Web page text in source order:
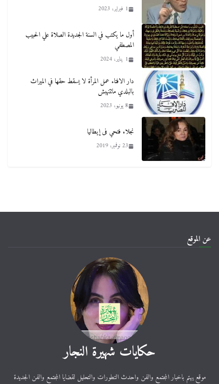
1 فبراير، 2023
أول ما يكتب في السنة الجديدة الصلاة علي الحبيب
المصطفي
1 يناير، 2024
دار الافتاء عمل المرأة لا يسقط حقها في الميراث
بالبلدي ماتتنهبش
8 يونيو، 2023
نجلاء فتحي فى إيطاليا
23 نوفمبر، 2019
عن الموقع
حكايات شهيرة النجار
موقع يهتم باخبار المجتمع والفن واحدث التطورات والتحليل لقضايا المجتمع والفن الجديدة